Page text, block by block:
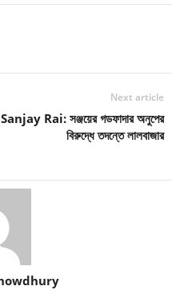
Next article
Sanjay Rai: সঞ্জয়ের গডফাদার অনুপের
বিরুদ্ধে তদন্তে লালবাজার